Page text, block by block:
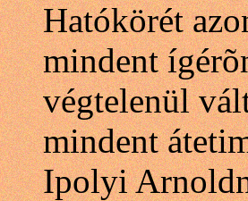
Hatókörét
mindent
végtelenül
mindent
Ipolyi